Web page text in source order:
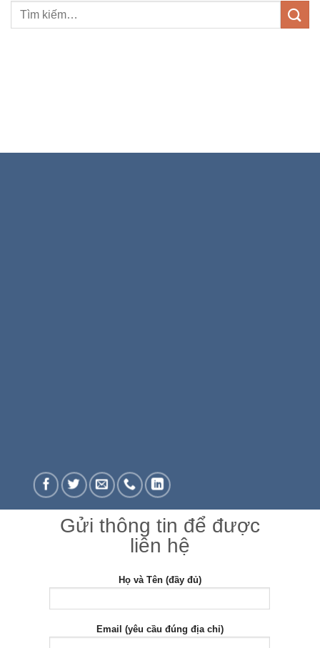
Gửi thông tin để được
liên hệ
Họ và Tên (đầy đủ)
Email (yêu cầu đúng địa chỉ)